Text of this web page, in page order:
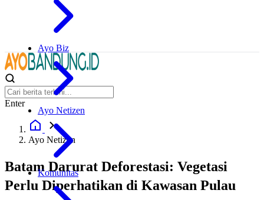
Ayo Biz
Ayo Netizen
Komunitas
Enter
Ayo Netizen
Batam Darurat Deforestasi: Vegetasi
Perlu Diperhatikan di Kawasan Pulau